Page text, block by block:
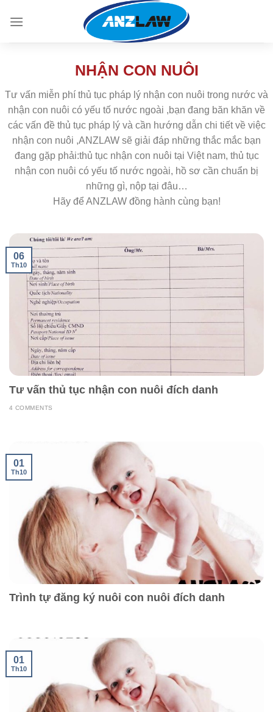
NHẬN CON NUÔI
Tư vấn miễn phí thủ tục pháp lý nhận con nuôi trong nước và
nhận con nuôi có yếu tố nước ngoài ,bạn đang băn khăn về
các vấn đề thủ tục pháp lý và cần hướng dẫn chi tiết về việc
nhận con nuôi ,ANZLAW sẽ giải đáp những thắc mắc bạn
đang gặp phải:thủ tục nhận con nuôi tại Việt nam, thủ tục
nhận con nuôi có yếu tố nước ngoài, hồ sơ cần chuẩn bị
những gì, nộp tại đâu…
Hãy để ANZLAW đồng hành cùng bạn!
Tư vấn thủ tục nhận con nuôi đích danh
4 COMMENTS
06
Th10
Trình tự đăng ký nuôi con nuôi đích danh
01
Th10
01
Th10